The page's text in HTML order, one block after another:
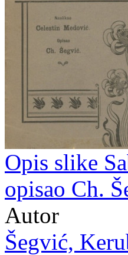
Opis slike
opisao Ch.
Autor
Šegvić,